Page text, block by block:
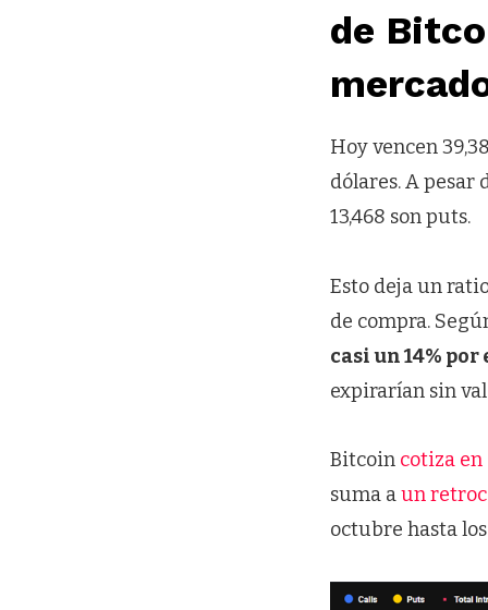
de
Hoy vencen
dólares. A pesar
13,468 son puts.
Esto deja un
de compra.
casi un 14%
expirarían sin
Bitcoin cotiza en
suma aun
octubre hasta